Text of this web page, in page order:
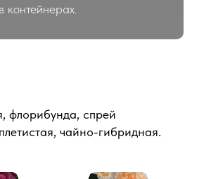
флорибунда, спрей
чайно-гибридная.